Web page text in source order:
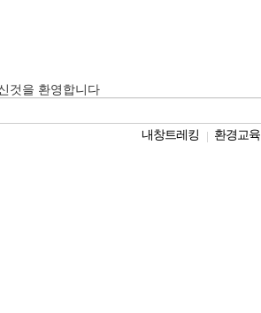
것을 환영합니다
내창트레킹 | 환경교육